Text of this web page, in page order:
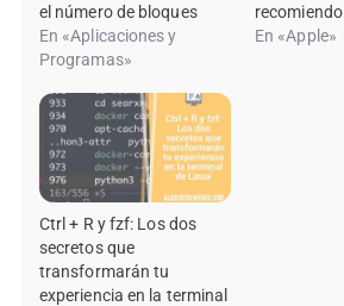
el número de bloques
En «Aplicaciones y
Programas»
recomiendo
En «Apple»
Ctrl + R y fzf: Los dos
secretos que
transformarán tu
experiencia en la terminal